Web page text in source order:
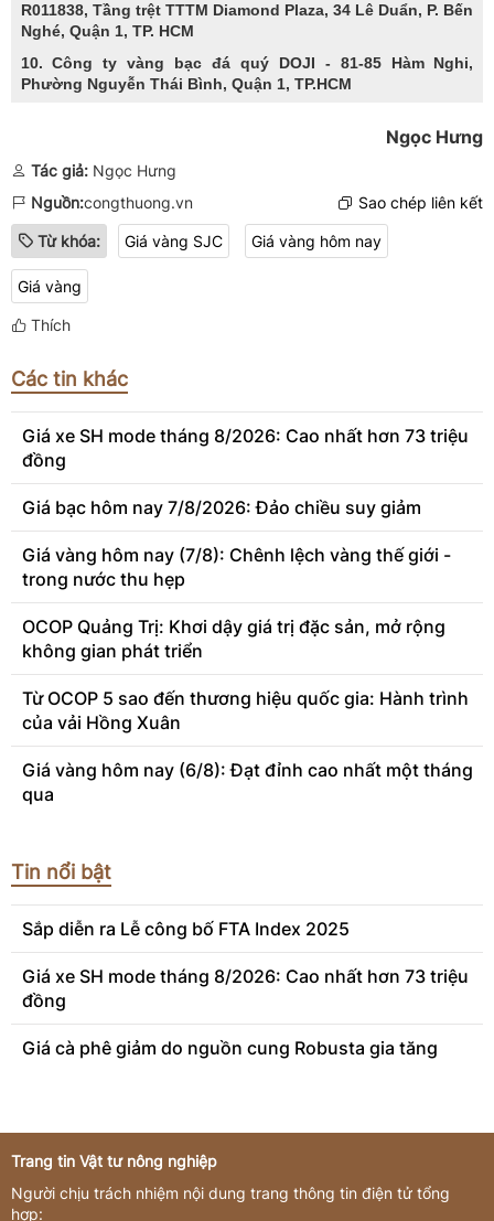
R011838, Tầng trệt TTTM Diamond Plaza, 34 Lê Duẩn, P. Bến
Nghé, Quận 1, TP. HCM
10. Công ty vàng bạc đá quý DOJI - 81-85 Hàm Nghi,
Phường Nguyễn Thái Bình, Quận 1, TP.HCM
Ngọc Hưng
Tác giả: Ngọc Hưng
Nguồn:congthuong.vn Sao chép liên kết
Từ khóa: Giá vàng SJC Giá vàng hôm nay
Giá vàng
Thích
Các tin khác
Giá xe SH mode tháng 8/2026: Cao nhất hơn 73 triệu
đồng
Giá bạc hôm nay 7/8/2026: Đảo chiều suy giảm
Giá vàng hôm nay (7/8): Chênh lệch vàng thế giới -
trong nước thu hẹp
OCOP Quảng Trị: Khơi dậy giá trị đặc sản, mở rộng
không gian phát triển
Từ OCOP 5 sao đến thương hiệu quốc gia: Hành trình
của vải Hồng Xuân
Giá vàng hôm nay (6/8): Đạt đỉnh cao nhất một tháng
qua
Tin nổi bật
Sắp diễn ra Lễ công bố FTA Index 2025
Giá xe SH mode tháng 8/2026: Cao nhất hơn 73 triệu
đồng
Giá cà phê giảm do nguồn cung Robusta gia tăng
Trang tin Vật tư nông nghiệp
Người chịu trách nhiệm nội dung trang thông tin điện tử tổng
hợp: